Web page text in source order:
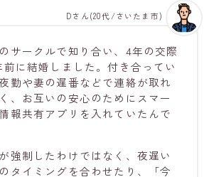
サークルで知り合い、4年の交際
に結婚しました。付き合ってい
勤や妻の遅番などで連絡が取れ
、お互いの安心のためにスマー
報共有アプリを入れていたんで
強制したわけではなく、夜遅い
タイミングを合わせたり、「今
Dさん(20代/さいたま市)